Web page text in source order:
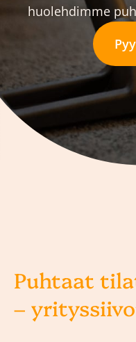
huolehdimme
Puhtaat
–